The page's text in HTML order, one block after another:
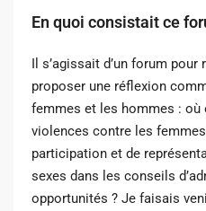
En quoi consistait ce
Il s’agissait d’un forum
proposer une réflexion
femmes et les hommes : où
violences contre les
participation et de
sexes dans les conseils
opportunités ? Je faisais